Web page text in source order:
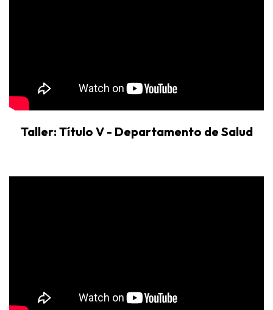
Taller: Título V - Departamento de Salud